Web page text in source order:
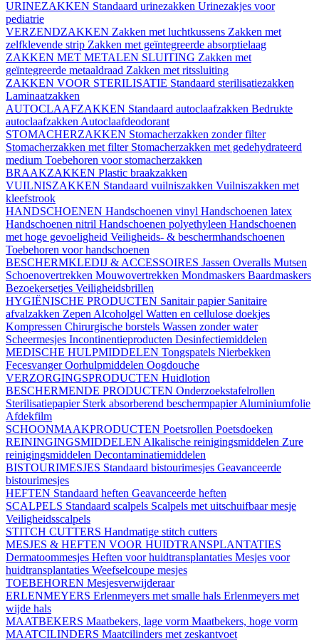
URINEZAKKEN Standaard urinezakken Urinezakjes voor
pediatrie
VERZENDZAKKEN Zakken met luchtkussens Zakken met
zelfklevende strip Zakken met geïntegreerde absorptielaag
ZAKKEN MET METALEN SLUITING Zakken met
geïntegreerde metaaldraad Zakken met ritssluiting
ZAKKEN VOOR STERILISATIE Standaard sterilisatiezakken
Laminaatzakken
AUTOCLAAFZAKKEN Standaard autoclaafzakken Bedrukte
autoclaafzakken Autoclaafdeodorant
STOMACHERZAKKEN Stomacherzakken zonder filter
Stomacherzakken met filter Stomacherzakken met gedehydrateerd
medium Toebehoren voor stomacherzakken
BRAAKZAKKEN Plastic braakzakken
VUILNISZAKKEN Standaard vuilniszakken Vuilniszakken met
kleefstrook
HANDSCHOENEN Handschoenen vinyl Handschoenen latex
Handschoenen nitril Handschoenen polyethyleen Handschoenen
met hoge gevoeligheid Veiligheids- & beschermhandschoenen
Toebehoren voor handschoenen
BESCHERMKLEDIJ & ACCESSOIRES Jassen Overalls Mutsen
Schoenovertrekken Mouwovertrekken Mondmaskers Baardmaskers
Bezoekersetjes Veiligheidsbrillen
HYGIËNISCHE PRODUCTEN Sanitair papier Sanitaire
afvalzakken Zepen Alcoholgel Watten en cellulose doekjes
Kompressen Chirurgische borstels Wassen zonder water
Scheermesjes Incontinentieproducten Desinfectiemiddelen
MEDISCHE HULPMIDDELEN Tongspatels Nierbekken
FecesvangerOorhulpmiddelen Oogdouche
VERZORGINGSPRODUCTEN Huidlotion
BESCHERMENDE PRODUCTEN Onderzoekstafelrollen
Sterilisatiepapier Sterk absorberend beschermpapierAluminiumfolie
Afdekfilm
SCHOONMAAKPRODUCTEN Poetsrollen Poetsdoeken
REININGINGSMIDDELEN Alkalische reinigingsmiddelen Zure
reinigingsmiddelen Decontaminatiemiddelen
BISTOURIMESJES Standaard bistourimesjes Geavanceerde
bistourimesjes
HEFTEN Standaard heften Geavanceerde heften
SCALPELS Standaard scalpels Scalpels met uitschuifbaar mesje
Veiligheidsscalpels
STITCH CUTTERS Handmatige stitch cutters
MESJES & HEFTEN VOOR HUIDTRANSPLANTATIES
Dermatoommesjes Heften voor huidtransplantaties Mesjes voor
huidtransplantaties Weefselcoupe mesjes
TOEBEHOREN Mesjesverwijderaar
ERLENMEYERS Erlenmeyers met smalle hals Erlenmeyers met
wijde hals
MAATBEKERS Maatbekers, lage vorm Maatbekers, hoge vorm
MAATCILINDERS Maatcilinders met zeskantvoet